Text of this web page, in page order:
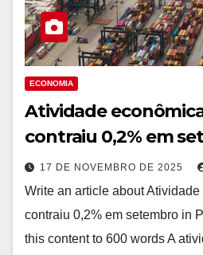
ECONOMIA
Atividade
contraiu 0,2% em
17 DE NOVEMBRO DE 2025
Write an article about
contraiu 0,2% em setembro in
this content to 600 words A